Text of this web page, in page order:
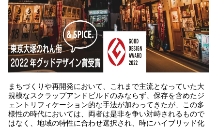
まちづくりや再開発において、これまで主流となっていた大
規模なスクラップアンドビルドのみならず、保存を含めたジ
ェントリフィケーション的な手法が加わってきたが、この多
様性の時代においては、両者は是非を争い対峙されるもので
はなく、地域の特性に合わせ選択され、時にハイブリッド化